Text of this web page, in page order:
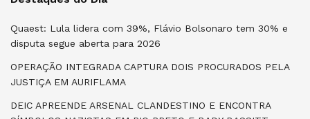
Quaest: Lula lidera com 39%, Flávio Bolsonaro tem 30% e
disputa segue aberta para 2026
OPERAÇÃO INTEGRADA CAPTURA DOIS PROCURADOS PELA
JUSTIÇA EM AURIFLAMA
DEIC APREENDE ARSENAL CLANDESTINO E ENCONTRA